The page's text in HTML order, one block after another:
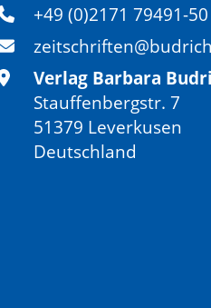
+49 (0)2171 79491-50
Verlag Barbara
Stauffenbergstr. 7
51379 Leverkusen
Deutschland